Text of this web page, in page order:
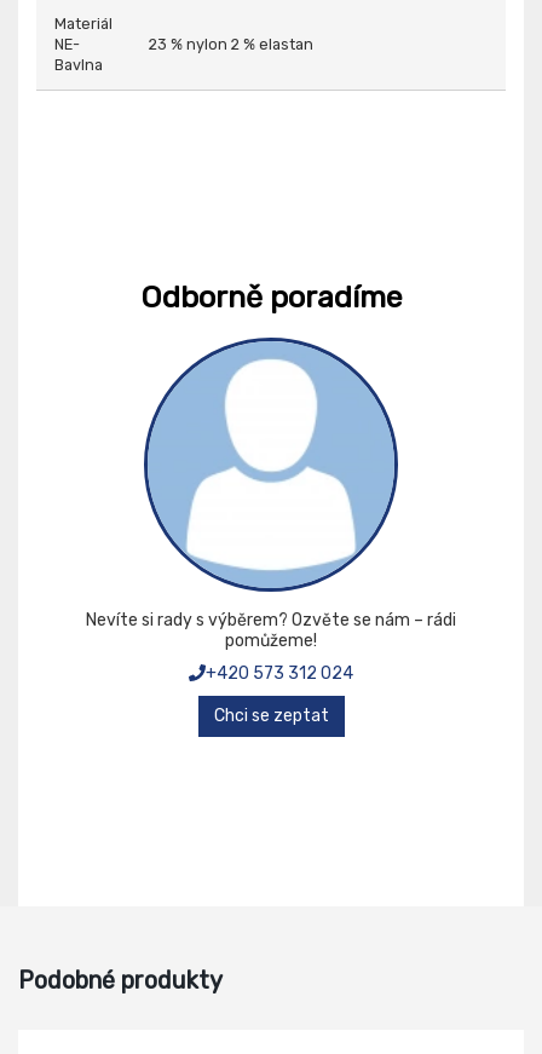
Materiál
NE-
Bavlna
23 % nylon 2 % elastan
Odborně poradíme
Nevíte si rady s výběrem? Ozvěte se nám – rádi
pomůžeme!
+420 573 312 024
Chci se zeptat
Podobné produkty